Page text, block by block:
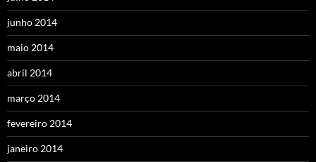
junho 2014
maio 2014
abril 2014
março 2014
fevereiro 2014
janeiro 2014